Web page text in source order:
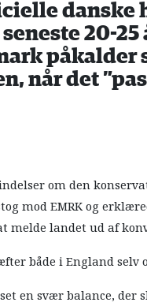
danske
seneste 20-
påkalder
når det
om den
mod EMRK og
melde landet ud af
både i England
en svær balance, der